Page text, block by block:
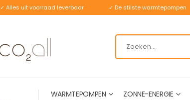
✓ Alles uit voorraad leverbaar ✓ De stilste warmtepompen
WARMTEPOMPEN ZONNE-ENERGIE